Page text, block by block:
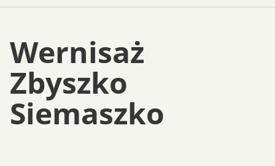
Wernisaż
Zbyszko
Siemaszko